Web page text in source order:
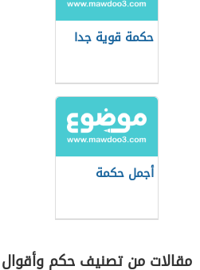
حكمة قوية جدا
أجمل حكمة
مقالات من تصنيف حكم وأقوال